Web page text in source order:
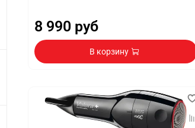
8 990 руб
В корзину